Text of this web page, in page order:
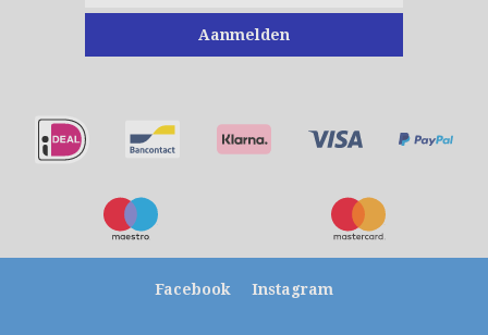
Aanmelden
Facebook Instagram